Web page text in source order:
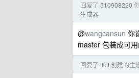
回复了 510908220
生成器
@wangcansun 你
master 包装成可
回复了 ttkit创建的主